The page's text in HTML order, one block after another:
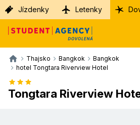
Jízdenky Letenky
Thajsko Bangkok
Bangkok
hotel Tongtara Riverview Hotel
Tongtara Riverview